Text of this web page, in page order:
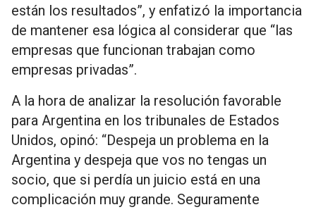
están los resultados”, y enfatizó la importancia
de mantener esa lógica al considerar que “las
empresas que funcionan trabajan como
empresas privadas”.
A la hora de analizar la resolución favorable
para Argentina en los tribunales de Estados
Unidos, opinó: “Despeja un problema en la
Argentina y despeja que vos no tengas un
socio, que si perdía un juicio está en una
complicación muy grande. Seguramente